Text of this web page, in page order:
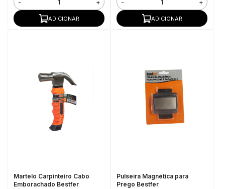
- +
ADICIONAR
- +
ADICIONAR
Martelo Carpinteiro Cabo
Emborachado Bestfer
Pulseira Magnética para
Prego Bestfer